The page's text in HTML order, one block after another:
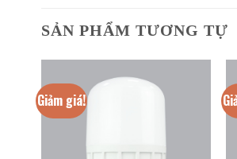
SẢN PHẨM TƯƠNG TỰ
Giảm giá!